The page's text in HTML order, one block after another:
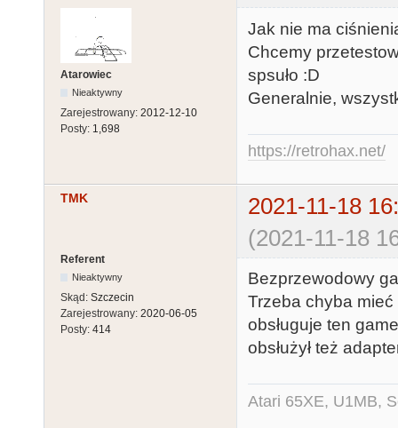
Atarowiec
Nieaktywny
Zarejestrowany: 2012-12-10
Posty: 1,698
Jak nie ma
Chcemy
spsuło :D
Generalnie,
https://retrohax.net/
TMK
2021-11-18
(2021-11-18
Referent
Nieaktywny
Skąd: Szczecin
Zarejestrowany: 2020-06-05
Posty: 414
Bezprzewodowy
Trzeba chyba
obsługuje ten
obsłużył też
Atari 65XE, U1MB,